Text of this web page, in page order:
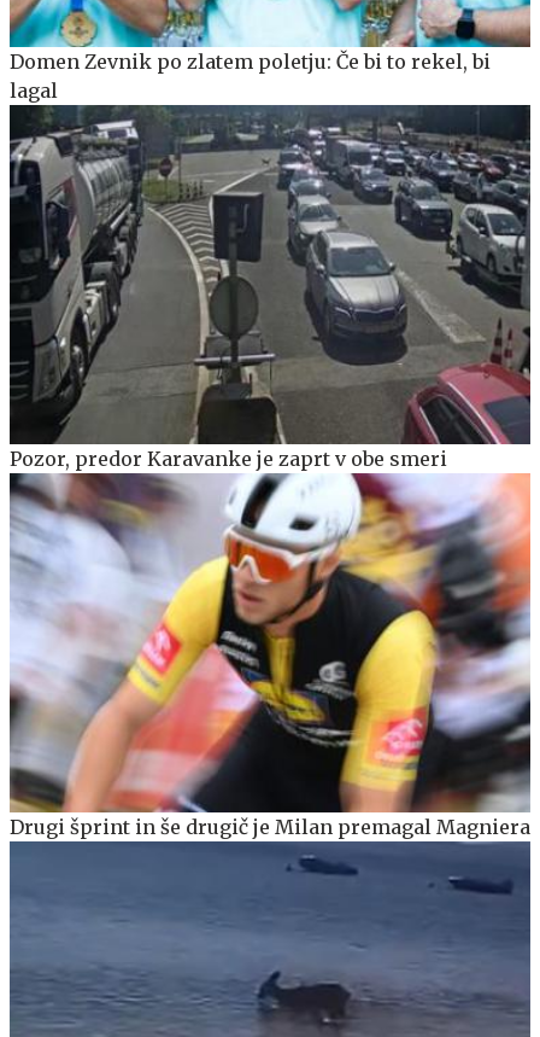
Domen Zevnik po zlatem poletju: Če bi to rekel, bi
lagal
Pozor, predor Karavanke je zaprt v obe smeri
Drugi šprint in še drugič je Milan premagal Magniera